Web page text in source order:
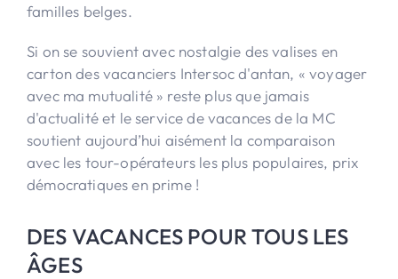
familles belges.
Si on se souvient avec nostalgie des valises en
carton des vacanciers Intersoc d'antan, « voyager
avec ma mutualité » reste plus que jamais
d'actualité et le service de vacances de la MC
soutient aujourd’hui aisément la comparaison
avec les tour-opérateurs les plus populaires, prix
démocratiques en prime !
DES VACANCES POUR TOUS LES
ÂGES